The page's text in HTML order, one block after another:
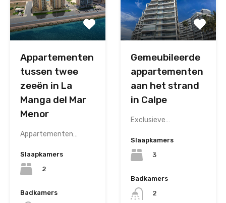
Appartementen
tussen twee
zeeën in La
Manga del Mar
Menor
Appartementen…
Slaapkamers
2
Badkamers
Gemeubileerde
appartementen
aan het strand
in Calpe
Exclusieve…
Slaapkamers
3
Badkamers
2